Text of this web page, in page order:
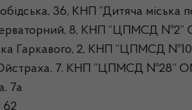
36, КНП “Дитяча міська
8, КНП “ЦПМСД №2”
Гаркавого, 2, КНП “ЦПМСД
7, КНП “ЦПМСД №28”
7а
62